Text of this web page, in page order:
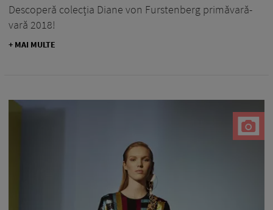
Descoperă colecția Diane von Furstenberg primăvară-
vară 2018!
+ MAI MULTE